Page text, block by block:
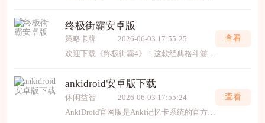
终极街霸安卓版
策略卡牌
2026-06-03 17:55:25
查看
ankidroid安卓版下载
休闲益智
2026-06-03 17:55:24
AnkiDroid官网版是Anki记忆卡系统的官方Android客户端，由Anki团队维护，与桌面版数据无缝同步。它基于间隔重复算法，帮助用户高效记忆单词、知识点等内容，支持多媒体卡片（文本、图
查看